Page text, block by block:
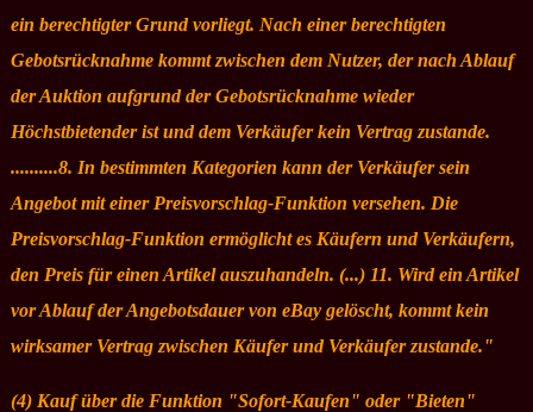
ein berechtigter Grund vorliegt. Nach einer berechtigten
Gebotsrücknahme kommt zwischen dem Nutzer, der nach Ablauf
der Auktion aufgrund der Gebotsrücknahme wieder
Höchstbietender ist und dem Verkäufer kein Vertrag zustande.
..........8. In bestimmten Kategorien kann der Verkäufer sein
Angebot mit einer Preisvorschlag-Funktion versehen. Die
Preisvorschlag-Funktion ermöglicht es Käufern und Verkäufern,
den Preis für einen Artikel auszuhandeln. (...) 11. Wird ein Artikel
vor Ablauf der Angebotsdauer von eBay gelöscht, kommt kein
wirksamer Vertrag zwischen Käufer und Verkäufer zustande."
(4) Kauf über die Funktion "Sofort-Kaufen" oder "Bieten"